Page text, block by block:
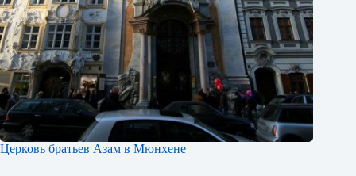
Церковь братьев Азам в Мюнхене